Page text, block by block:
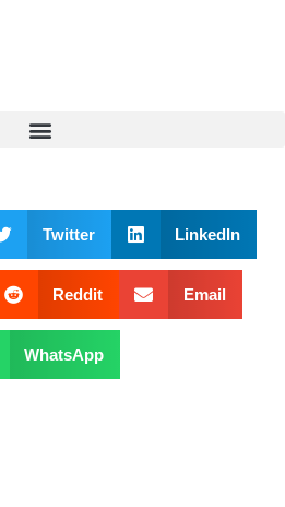
Twitter LinkedIn
Reddit Email
WhatsApp